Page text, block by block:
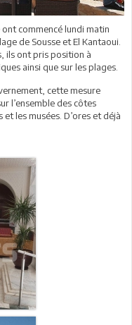
commencé lundi matin
de Sousse et El Kantaoui.
ils ont pris position à
ainsi que sur les plages.
cette mesure
l’ensemble des côtes
les musées. D’ores et déjà